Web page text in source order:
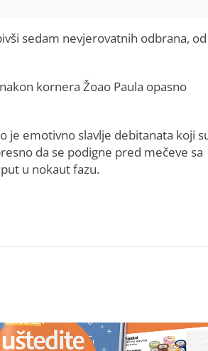
sedam nevjerovatnih odbrana, od
kornera Žoao Paula opasno
je emotivno slavlje debitanata koji
da se podigne pred mečeve sa
u nokaut fazu.